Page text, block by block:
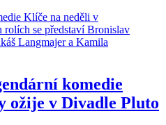
komedie
ožije v Divadle Pluto